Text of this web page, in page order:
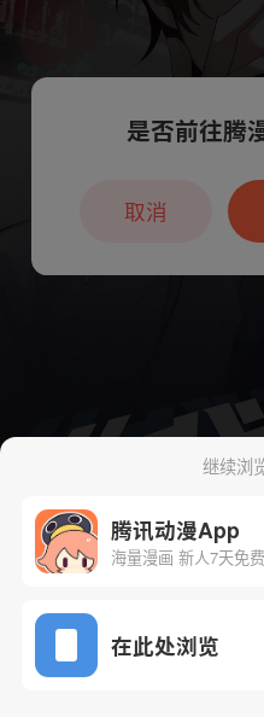
下一话
继续浏
腾讯动漫App
海量漫画 新人7天免
在此处浏览
本章节仅支持
户7
是否前往腾
取消